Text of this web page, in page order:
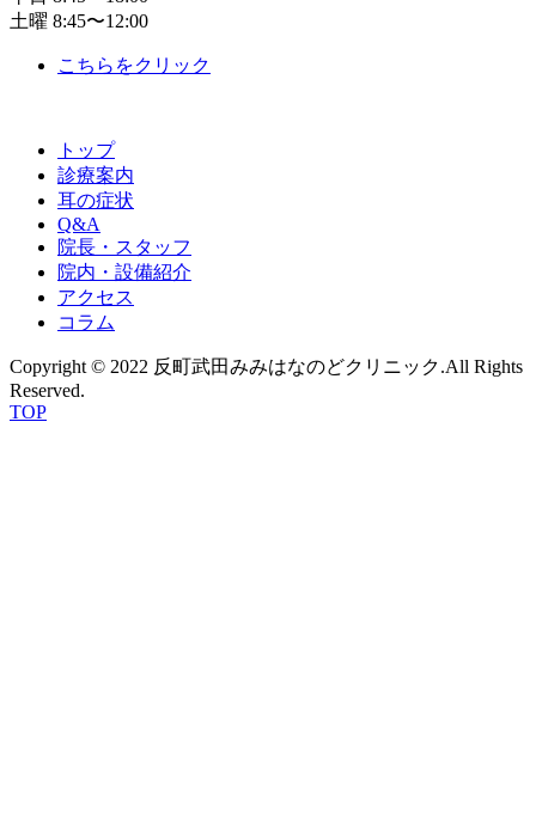
土曜 8:45〜12:00
こちらをクリック
トップ
診療案内
耳の症状
Q&A
院長・スタッフ
院内・設備紹介
アクセス
コラム
Copyright © 2022 反町武田みみはなのどクリニック.All Rights
Reserved.
TOP